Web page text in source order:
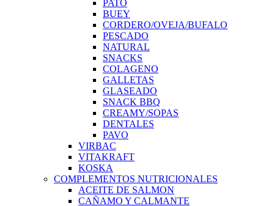
PATO
BUEY
CORDERO/OVEJA/BUFALO
PESCADO
NATURAL
SNACKS
COLAGENO
GALLETAS
GLASEADO
SNACK BBQ
CREAMY/SOPAS
DENTALES
PAVO
VIRBAC
VITAKRAFT
KOSKA
COMPLEMENTOS NUTRICIONALES
ACEITE DE SALMON
CAÑAMO Y CALMANTE